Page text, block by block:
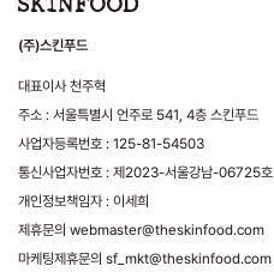
(주)스킨푸드
대표이사 천주혁
주소 : 서울특별시 언주로 541, 4층 스킨푸드
사업자등록번호 : 125-81-54503
통신사업자번호 : 제2023-서울강남-06725호
개인정보책임자 : 이세희
제휴문의 webmaster@theskinfood.com
마케팅제휴문의 sf_mkt@theskinfood.com